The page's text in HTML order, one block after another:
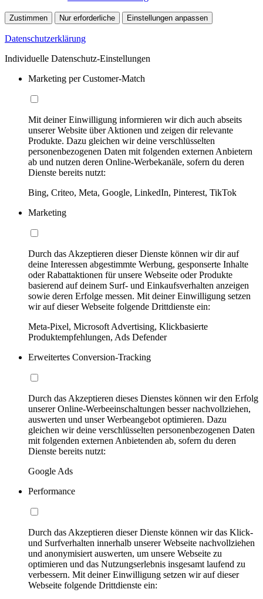
Zustimmen Nur erforderliche Einstellungen anpassen
Datenschutzerklärung
Individuelle Datenschutz-Einstellungen
Marketing per Customer-Match
Mit deiner Einwilligung informieren wir dich auch abseits
unserer Website über Aktionen und zeigen dir relevante
Produkte. Dazu gleichen wir deine verschlüsselten
personenbezogenen Daten mit folgenden externen Anbietern
ab und nutzen deren Online-Werbekanäle, sofern du deren
Dienste bereits nutzt:
Bing, Criteo, Meta, Google, LinkedIn, Pinterest, TikTok
Marketing
Durch das Akzeptieren dieser Dienste können wir dir auf
deine Interessen abgestimmte Werbung, gesponserte Inhalte
oder Rabattaktionen für unsere Webseite oder Produkte
basierend auf deinem Surf- und Einkaufsverhalten anzeigen
sowie deren Erfolge messen. Mit deiner Einwilligung setzen
wir auf dieser Webseite folgende Drittdienste ein:
Meta-Pixel, Microsoft Advertising, Klickbasierte
Produktempfehlungen, Ads Defender
Erweitertes Conversion-Tracking
Durch das Akzeptieren dieses Dienstes können wir den Erfolg
unserer Online-Werbeeinschaltungen besser nachvollziehen,
auswerten und unser Werbeangebot optimieren. Dazu
gleichen wir deine verschlüsselten personenbezogenen Daten
mit folgenden externen Anbietenden ab, sofern du deren
Dienste bereits nutzt:
Google Ads
Performance
Durch das Akzeptieren dieser Dienste können wir das Klick-
und Surfverhalten innerhalb unserer Webseite nachvollziehen
und anonymisiert auswerten, um unsere Webseite zu
optimieren und das Nutzungserlebnis insgesamt laufend zu
verbessern. Mit deiner Einwilligung setzen wir auf dieser
Webseite folgende Drittdienste ein: